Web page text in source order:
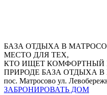
БАЗА ОТДЫХА В
МЕСТО ДЛЯ ТЕХ,
КТО ИЩЕТ
ПРИРОДЕ БАЗА ОТДЫХА
пос. Матросово ул.
ЗАБРОНИРОВАТЬ ДОМ